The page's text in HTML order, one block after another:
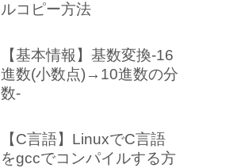
ルコピー方法
【基本情報】基数変換-16
進数(小数点)→10進数の分
数-
【C言語】LinuxでC言語
をgccでコンパイルする方